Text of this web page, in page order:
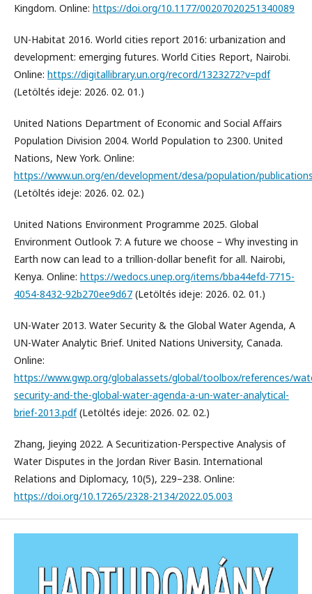
Kingdom. Online: https://doi.org/10.1177/00207020251340089
UN-Habitat 2016. World cities report 2016: urbanization and
development: emerging futures. World Cities Report, Nairobi.
Online: https://digitallibrary.un.org/record/1323272?v=pdf
(Letöltés ideje: 2026. 02. 01.)
United Nations Department of Economic and Social Affairs
Population Division 2004. World Population to 2300. United
Nations, New York. Online:
https://www.un.org/en/development/desa/population/
(Letöltés ideje: 2026. 02. 02.)
United Nations Environment Programme 2025. Global
Environment Outlook 7: A future we choose – Why investing in
Earth now can lead to a trillion-dollar benefit for all. Nairobi,
Kenya. Online: https://wedocs.unep.org/items/bba44efd-7715-
4054-8432-92b270ee9d67 (Letöltés ideje: 2026. 02. 01.)
UN-Water 2013. Water Security & the Global Water Agenda, A
UN-Water Analytic Brief. United Nations University, Canada.
Online:
https://www.gwp.org/globalassets/global/toolbox/references/
security-and-the-global-water-agenda-a-un-water-analytical-
brief-2013.pdf(Letöltés ideje: 2026. 02. 02.)
Zhang, Jieying 2022. A Securitization-Perspective Analysis of
Water Disputes in the Jordan River Basin. International
Relations and Diplomacy, 10(5), 229–238. Online:
https://doi.org/10.17265/2328-2134/2022.05.003